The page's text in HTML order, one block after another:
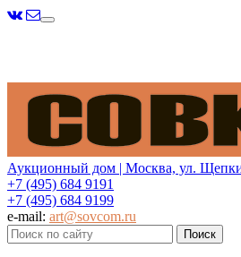
Меню
Аукционный дом | Москва, ул.
+7 (495) 684 9191
+7 (495) 684 9199
e-mail: art@sovcom.ru